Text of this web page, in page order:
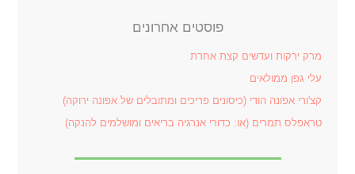
פוסטים אחרונים
מרק ירקות ועדשים קצת אחרת
עלי גפן ממולאים
קצ'ורי אפונה הודי (כיסונים פריכים ומתובלים של אפונה ירוקה)
טראפלס תמרים (או: כדורי אנרגיה בריאים ומושלמים להנקה)